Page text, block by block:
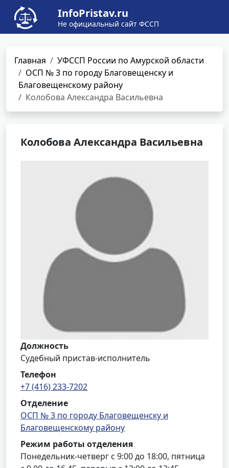
InfoPristav.ru
Не официальный сайт ФССП
Главная
УФССП России по Амурской области
ОСП № 3 по городу Благовещенску и
Благовещенскому району
Колобова Александра Васильевна
Колобова Александра Васильевна
Должность
Судебный пристав-исполнитель
Телефон
+7 (416) 233-7202
Отделение
ОСП № 3 по городу Благовещенску и
Благовещенскому району
Режим работы отделения
Понедельник-четверг с 9:00 до 18:00, пятница